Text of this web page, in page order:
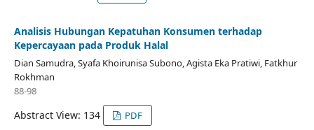
Analisis Hubungan Kepatuhan Konsumen terhadap
Kepercayaan pada Produk Halal
Dian Samudra, Syafa Khoirunisa Subono, Agista Eka Pratiwi, Fatkhur
Rokhman
88-98
Abstract View: 134 PDF